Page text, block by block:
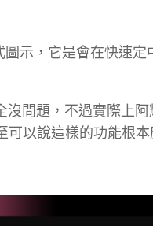
圖示，它是會在快速
問題，不過實際上
可以說這樣的功能根